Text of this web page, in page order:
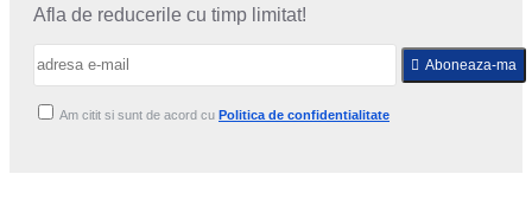
Afla de reducerile cu timp limitat!
Aboneaza-ma
Am citit si sunt de acord cu Politica de confidentialitate